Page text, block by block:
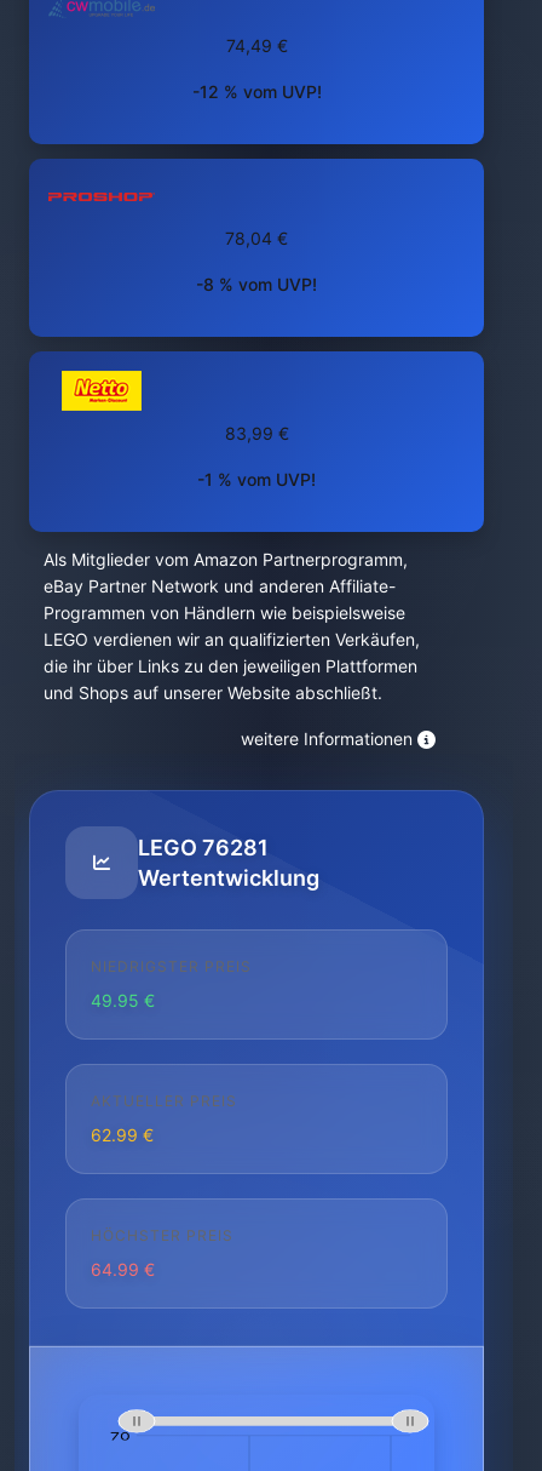
74,49 €
-12 % vom UVP!
78,04 €
-8 % vom UVP!
83,99 €
-1 % vom UVP!
Als Mitglieder vom Amazon Partnerprogramm,
eBay Partner Network und anderen Affiliate-
Programmen von Händlern wie beispielsweise
LEGO verdienen wir an qualifizierten Verkäufen,
die ihr über Links zu den jeweiligen Plattformen
und Shops auf unserer Website abschließt.
weitere Informationen
LEGO 76281
Wertentwicklung
NIEDRIGSTER PREIS
49.95 €
AKTUELLER PREIS
62.99 €
HÖCHSTER PREIS
64.99 €